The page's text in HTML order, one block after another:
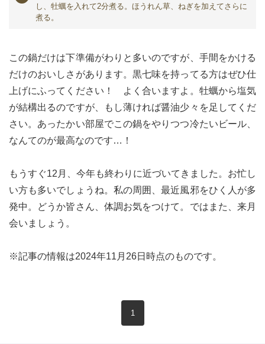
し、牡蠣を入れて2分煮る。ほうれん草、ねぎを加えてさらに
煮る。
この鍋だけは下準備がわりと多いのですが、手間をかける
だけのおいしさがあります。黒七味を持ってる方はぜひ仕
上げにふってください！ よく合いますよ。牡蠣から塩気
が結構出るのですが、もし薄ければ醤油少々を足してくだ
さい。あったかい部屋でこの鍋をやりつつ冷たいビール、
なんてのが最高なのです…！
もうすぐ12月、今年も終わりに近づいてきました。お忙し
い方も多いでしょうね。私の周囲、最近風邪をひく人が多
発中。どうか皆さん、体調お気をつけて。ではまた、来月
会いましょう。
※記事の情報は2024年11月26日時点のものです。
1